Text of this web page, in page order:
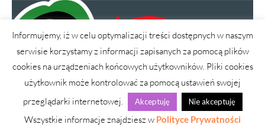
Informujemy, iż w celu optymalizacji treści dostępnych w naszym
serwisie korzystamy z informacji zapisanych za pomocą plików
cookies na urządzeniach końcowych użytkowników. Pliki cookies
użytkownik może kontrolować za pomocą ustawień swojej
przeglądarki internetowej.
Akceptuję Nie akceptuję
Wszystkie informacje znajdziesz w Polityce Prywatności